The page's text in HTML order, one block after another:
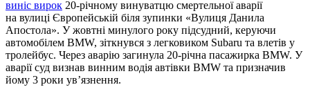
виніс вирок 20-річному винуватцю смертельної аварії
на вулиці Європейській біля зупинки «Вулиця Данила
Апостола». У жовтні минулого року підсудний, керуючи
автомобілем BMW, зіткнувся з легковиком Subaru та влетів у
тролейбус. Через аварію загинула 20-річна пасажирка BMW. У
аварії суд визнав винним водія автівки BMW та призначив
йому 3 роки ув’язнення.